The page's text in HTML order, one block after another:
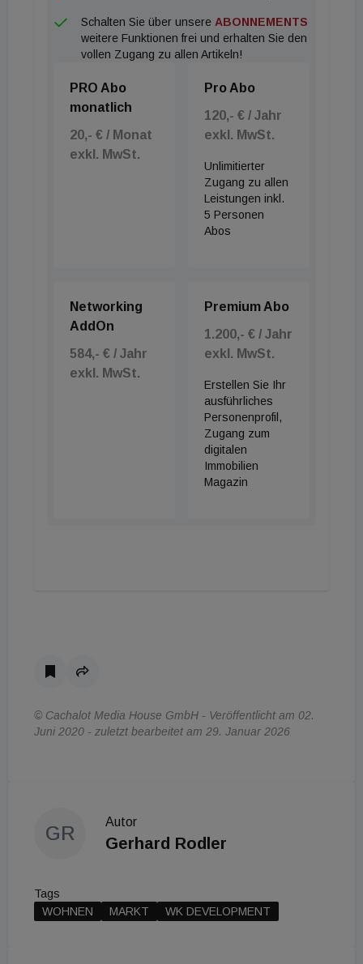
Schalten Sie über unsere ABONNEMENTS
weitere Funktionen frei und erhalten Sie den
vollen Zugang zu allen Artikeln!
PRO Abo
monatlich
20,- € / Monat
exkl. MwSt.
Pro Abo
120,- € / Jahr
exkl. MwSt.
Unlimitierter
Zugang zu allen
Leistungen inkl.
5 Personen
Abos
Networking
AddOn
584,- € / Jahr
exkl. MwSt.
Premium Abo
1.200,- € / Jahr
exkl. MwSt.
Erstellen Sie Ihr
ausführliches
Personenprofil,
Zugang zum
digitalen
Immobilien
Magazin
© Cachalot Media House GmbH - Veröffentlicht am 02.
Juni 2020 - zuletzt bearbeitet am 29. Januar 2026
GR
Autor
Gerhard Rodler
Tags
WOHNEN
MARKT WK DEVELOPMENT